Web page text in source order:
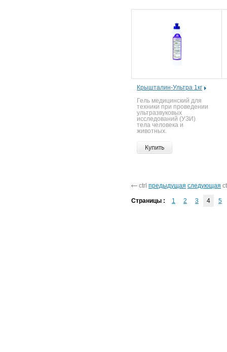
Крышталин-Ультра 1кг
Гель медицинский для
техники при проведении
ультразвуковых
исследований (УЗИ)
тела человека и
животных.
Купить
ctrl предыдущая следующая
Страницы : 1 2 3 4 5